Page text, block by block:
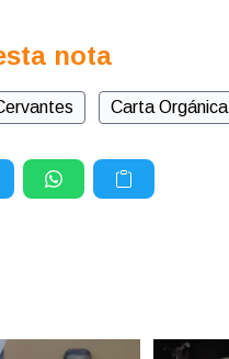
nota
Carta Orgánica